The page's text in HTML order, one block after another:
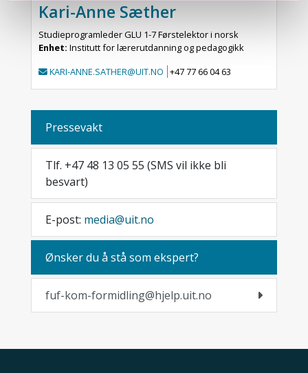
Kari-Anne Sæther
Studieprogramleder GLU 1-7 Førstelektor i norsk
Enhet: Institutt for lærerutdanning og pedagogikk
KARI-ANNE.SATHER@UIT.NO +47 77 66 04 63
Pressevakt
Tlf. +47 48 13 05 55 (SMS vil ikke bli
besvart)
E-post: media@uit.no
Ønsker du å stå som ekspert?
fuf-kom-formidling@hjelp.uit.no